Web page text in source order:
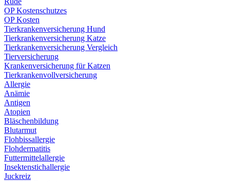
OP Kostenschutzes
OP Kosten
Tierkrankenversicherung Hund
Tierkrankenversicherung Katze
Tierkrankenversicherung Vergleich
Tierversicherung
Krankenversicherung für Katzen
Tierkrankenvollversicherung
Allergie
Anämie
Antigen
Atopien
Bläschenbildung
Blutarmut
Flohbissallergie
Flohdermatitis
Futtermittelallergie
Insektenstichallergie
Juckreiz